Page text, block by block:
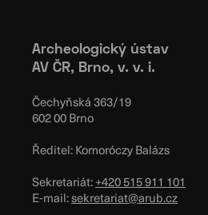
Archeologický ústav
AV ČR, Brno, v. v. i.
Čechyňská 363/19
602 00 Brno
Ředitel: Komoróczy Balázs
Sekretariát:+420 515 911 101
E-mail:sekretariat@arub.cz